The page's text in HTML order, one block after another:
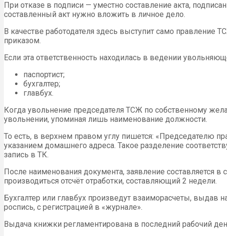
При отказе в подписи — уместно составление акта,
составленный акт нужно вложить в личное дело.
В качестве работодателя здесь выступит само правление
приказом.
Если эта ответственность находилась в ведении
паспортист;
бухгалтер;
главбух.
Когда увольнение председателя ТСЖ по собственному
увольнении, упоминая лишь наименование должности.
То есть, в верхнем правом углу пишется: «Председателю
указанием домашнего адреса. Такое разделение
запись в ТК.
После наименования документа, заявление составляется в
производиться отсчёт отработки, составляющий 2 недели.
Бухгалтер или главбух произведут взаиморасчеты,
роспись, с регистрацией в «журнале».
Выдача книжки регламентирована в последний рабочий